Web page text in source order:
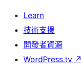
Learn
技術支援
開發者資源
WordPress.tv ↗